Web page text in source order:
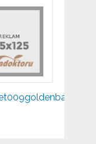
goldenbahis009